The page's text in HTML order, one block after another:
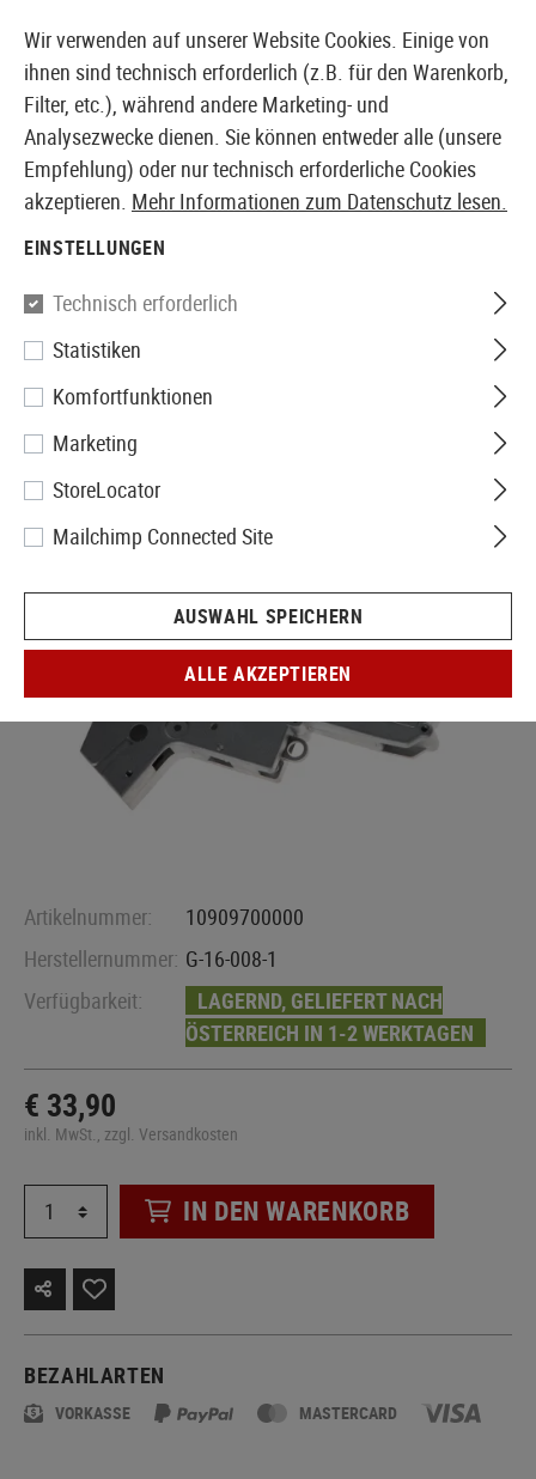
EUROPÄISCHER AIRSOFT SHOP & GROßHÄNDLER
G&G
V2 Gearbox Shell 8mm G2
Enhanced
Artikelnummer:
10909700000
Herstellernummer: G-16-008-1
Verfügbarkeit:
LAGERND, GELIEFERT NACH
ÖSTERREICH IN 1-2 WERKTAGEN
€ 33,90
inkl. MwSt., zzgl. Versandkosten
IN DEN WARENKORB
BEZAHLARTEN
VORKASSE MASTERCARD
Wir verwenden auf unserer Website Cookies. Einige von
ihnen sind technisch erforderlich (z.B. für den Warenkorb,
Filter, etc.), während andere Marketing- und
Analysezwecke dienen. Sie können entweder alle (unsere
Empfehlung) oder nur technisch erforderliche Cookies
akzeptieren. Mehr Informationen zum Datenschutz lesen.
EINSTELLUNGEN
Technisch erforderlich
Statistiken
Komfortfunktionen
Marketing
StoreLocator
Mailchimp Connected Site
AUSWAHL SPEICHERN
ALLE AKZEPTIEREN